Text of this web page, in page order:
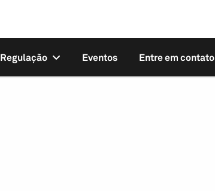
Regulação Eventos Entre em contato